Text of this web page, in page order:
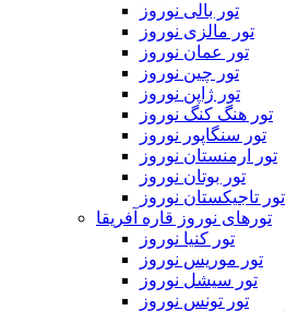
تور بالی نوروز
تور مالزی نوروز
تور عمان نوروز
تور چین نوروز
تور ژاپن نوروز
تور هنگ کنگ نوروز
تور سنگاپور نوروز
تور ارمنستان نوروز
تور بوتان نوروز
تور تاجیکستان نوروز
تورهای نوروز قاره آفریقا
تور کنیا نوروز
تور موریس نوروز
تور سیشل نوروز
تور تونس نوروز